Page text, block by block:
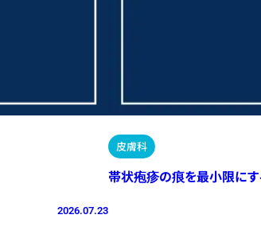
2026.07.23
皮膚科
帯状疱疹の痕を最小限にす